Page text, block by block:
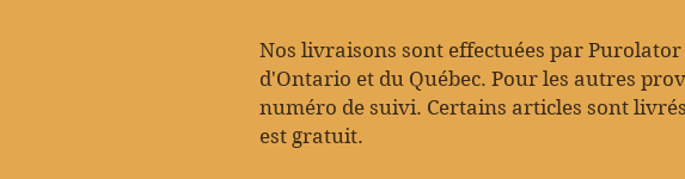
Nos livraisons sont effectuées par
d'Ontario et du Québec. Pour les autres
numéro de suivi. Certains articles sont
est gratuit.